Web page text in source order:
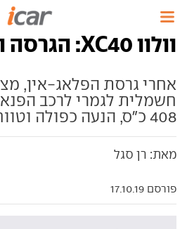
וולוו XC40: הגרסה החשמלית
אחרי גרסת הפלאג-אין,
חשמלית לגמרי לרכב
408 כ"ס, הנעה כפולה וטווח של 400 ק"מ
מאת: רן סגל
פורסם 17.10.19